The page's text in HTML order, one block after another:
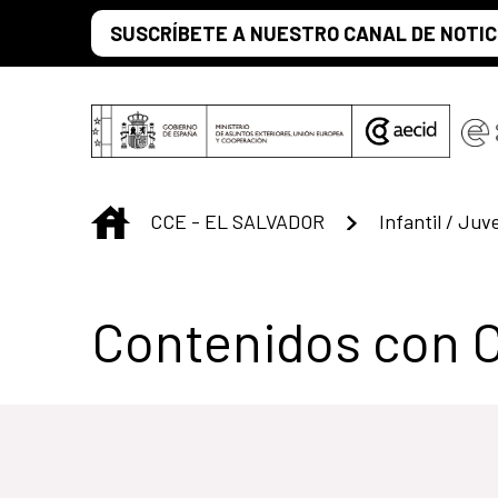
Saltar al contenido principal
SUSCRÍBETE A NUESTRO CANAL DE
INICIO
CCE - EL SALVADOR Infantil /
Centro Cultural
Contenidos con